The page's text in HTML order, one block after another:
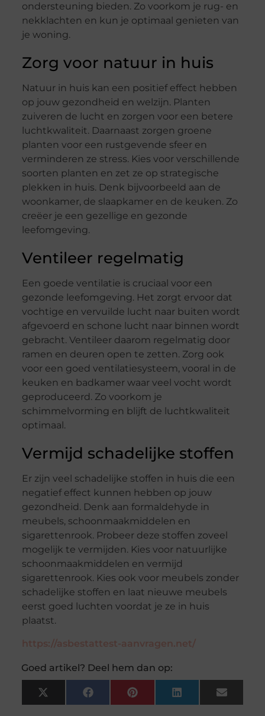
ondersteuning bieden. Zo voorkom je rug- en
nekklachten en kun je optimaal genieten van
je woning.
Zorg voor natuur in huis
Natuur in huis kan een positief effect hebben
op jouw gezondheid en welzijn. Planten
zuiveren de lucht en zorgen voor een betere
luchtkwaliteit. Daarnaast zorgen groene
planten voor een rustgevende sfeer en
verminderen ze stress. Kies voor verschillende
soorten planten en zet ze op strategische
plekken in huis. Denk bijvoorbeeld aan de
woonkamer, de slaapkamer en de keuken. Zo
creëer je een gezellige en gezonde
leefomgeving.
Ventileer regelmatig
Een goede ventilatie is cruciaal voor een
gezonde leefomgeving. Het zorgt ervoor dat
vochtige en vervuilde lucht naar buiten wordt
afgevoerd en schone lucht naar binnen wordt
gebracht. Ventileer daarom regelmatig door
ramen en deuren open te zetten. Zorg ook
voor een goed ventilatiesysteem, vooral in de
keuken en badkamer waar veel vocht wordt
geproduceerd. Zo voorkom je
schimmelvorming en blijft de luchtkwaliteit
optimaal.
Vermijd schadelijke stoffen
Er zijn veel schadelijke stoffen in huis die een
negatief effect kunnen hebben op jouw
gezondheid. Denk aan formaldehyde in
meubels, schoonmaakmiddelen en
sigarettenrook. Probeer deze stoffen zoveel
mogelijk te vermijden. Kies voor natuurlijke
schoonmaakmiddelen en vermijd
sigarettenrook. Kies ook voor meubels zonder
schadelijke stoffen en laat nieuwe meubels
eerst goed luchten voordat je ze in huis
plaatst.
https://asbestattest-aanvragen.net/
Goed artikel? Deel hem dan op:
X
(Twitter)
FacebookPinterestLinkedInEmail